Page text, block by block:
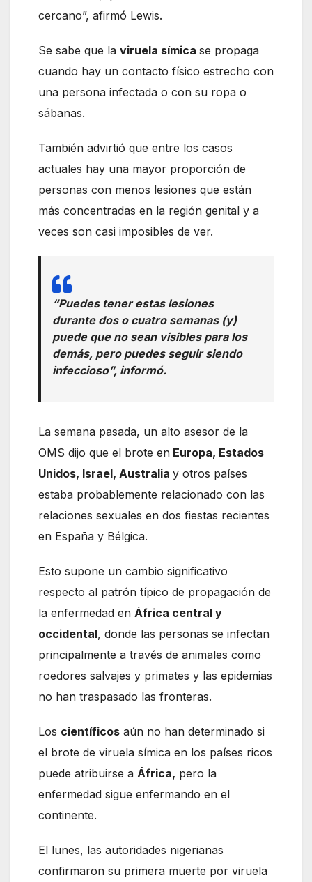
cercano”, afirmó Lewis.
Se sabe que la viruela símica se propaga
cuando hay un contacto físico estrecho con
una persona infectada o con su ropa o
sábanas.
También advirtió que entre los casos
actuales hay una mayor proporción de
personas con menos lesiones que están
más concentradas en la región genital y a
veces son casi imposibles de ver.
“Puedes tener estas lesiones
durante dos o cuatro semanas (y)
puede que no sean visibles para los
demás, pero puedes seguir siendo
infeccioso”, informó.
La semana pasada, un alto asesor de la
OMS dijo que el brote en Europa, Estados
Unidos, Israel, Australia y otros países
estaba probablemente relacionado con las
relaciones sexuales en dos fiestas recientes
en España y Bélgica.
Esto supone un cambio significativo
respecto al patrón típico de propagación de
la enfermedad en África central y
occidental, donde las personas se infectan
principalmente a través de animales como
roedores salvajes y primates y las epidemias
no han traspasado las fronteras.
Los científicos aún no han determinado si
el brote de viruela símica en los países ricos
puede atribuirse a África, pero la
enfermedad sigue enfermando en el
continente.
El lunes, las autoridades nigerianas
confirmaron su primera muerte por viruela